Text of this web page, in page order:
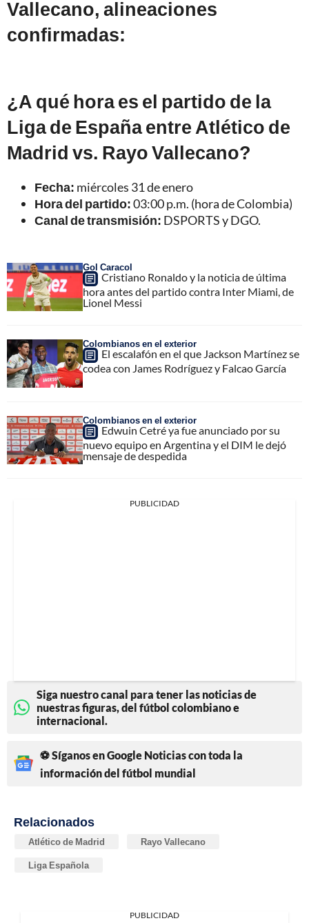
Vallecano, alineaciones
confirmadas:
¿A qué hora es el partido de la
Liga de España entre Atlético de
Madrid vs. Rayo Vallecano?
Fecha: miércoles 31 de enero
Hora del partido:03:00 p.m. (hora de Colombia)
Canal de transmisión: DSPORTS y DGO.
Gol Caracol
Cristiano Ronaldo y la noticia de última
hora antes del partido contra Inter Miami, de
Lionel Messi
Colombianos en el exterior
El escalafón en el que Jackson Martínez se
codea con James Rodríguez y Falcao García
Colombianos en el exterior
Edwuin Cetré ya fue anunciado por su
nuevo equipo en Argentina y el DIM le dejó
mensaje de despedida
PUBLICIDAD
Siga nuestro canal para tener las noticias de
nuestras figuras, del fútbol colombiano e
internacional.
⚽ Síganos en Google Noticias con toda la
información del fútbol mundial
Relacionados
Atlético de Madrid Rayo Vallecano
Liga Española
PUBLICIDAD